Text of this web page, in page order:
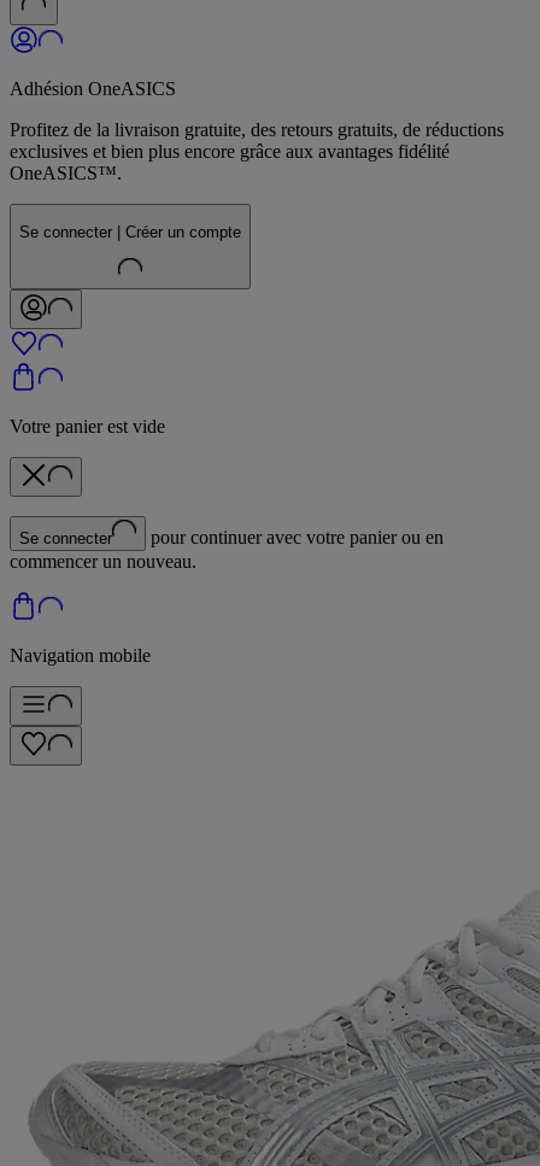
Adhésion OneASICS
Profitez de la livraison gratuite, des retours gratuits, de réductions
exclusives et bien plus encore grâce aux avantages fidélité
OneASICS™.
Se connecter | Créer un compte
Votre panier est vide
Se connecter
pour continuer avec votre panier ou en
commencer un nouveau.
Navigation mobile